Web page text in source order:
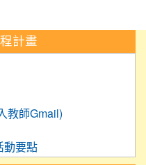
計畫
教師Gmail)
動要點